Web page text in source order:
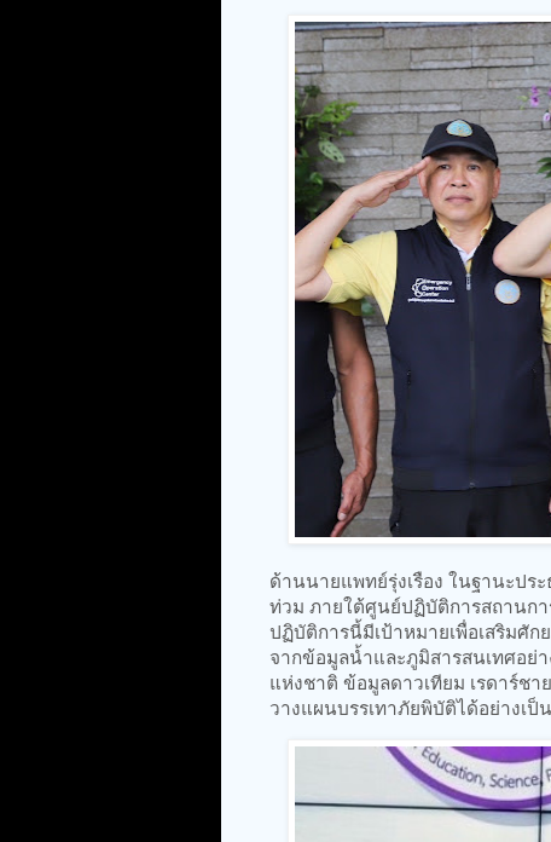
ด้านนายแพทย์รุ่งเรือง ในฐานะปร
ท่วม ภายใต้ศูนย์ปฏิบัติการสถานกา
ปฏิบัติการนี้มีเป้าหมายเพื่อเสริมศั
จากข้อมูลน้ำและภูมิสารสนเทศอย่
แห่งชาติ ข้อมูลดาวเทียม เรดาร์ชา
วางแผนบรรเทาภัยพิบัติได้อย่างเป็